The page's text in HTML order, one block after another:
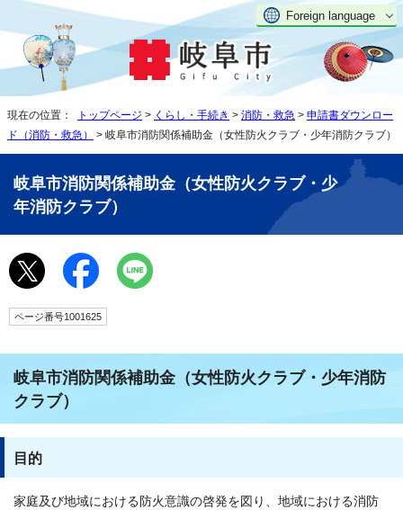
Foreign language
現在の位置： トップページ > くらし・手続き > 消防・救急 > 申請書ダウンロー
ド（消防・救急）
> 岐阜市消防関係補助金（女性防火クラブ・少年消防クラブ）
岐阜市消防関係補助金（女性防火クラブ・少
年消防クラブ）
ページ番号1001625
岐阜市消防関係補助金（女性防火クラブ・少年消防
クラブ）
目的
家庭及び地域における防火意識の啓発を図り、地域における消防